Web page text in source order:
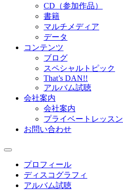
CD（参加作品）
書籍
マルチメディア
データ
コンテンツ
ブログ
スペシャルトピック
That’s DAN!!
アルバム試聴
会社案内
会社案内
プライベートレッスン
お問い合わせ
プロフィール
ディスコグラフィ
アルバム試聴